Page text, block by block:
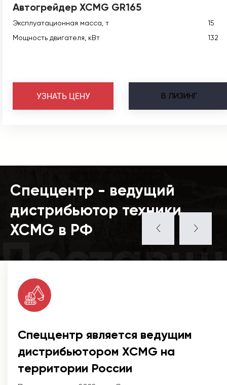
Автогрейдер XCMG GR165
Эксплуатационная масса, т
15
Мощность двигателя, кВт
132
В ЛИЗИНГ
УЗНАТЬ ЦЕНУ
Спеццентр - ведущий
дистрибьютор техники
XCMG в РФ
Спеццентр является ведущим
дистрибьютором XCMG на
территории России